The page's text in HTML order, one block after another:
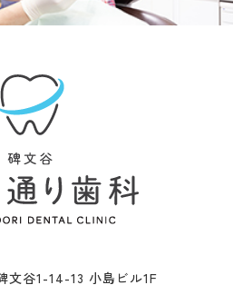
文谷1-14-13 小島ビル1F